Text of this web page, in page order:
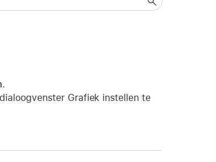
.
Grafiek instellen te